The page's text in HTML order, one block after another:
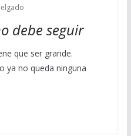
debe seguir
que ser grande.
ya no queda ninguna